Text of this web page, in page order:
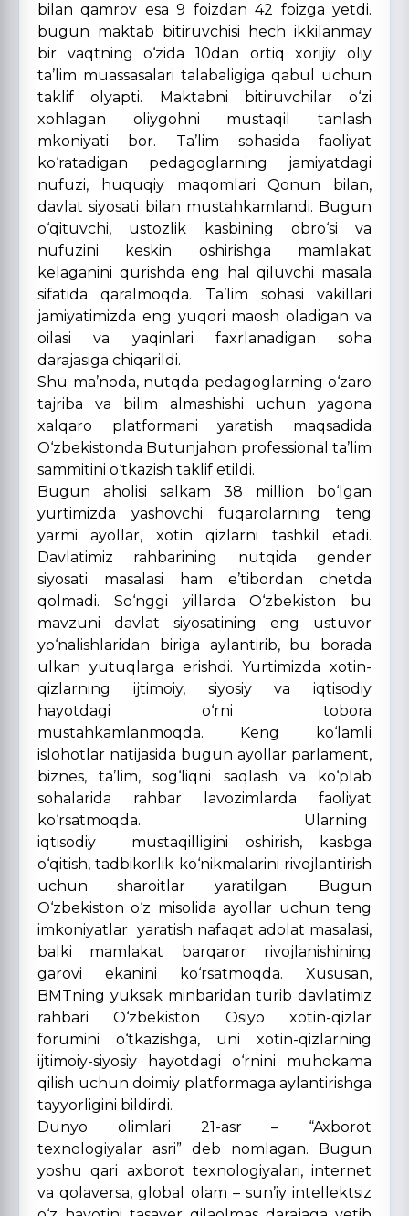
bilan qamrov esa 9 foizdan 42 foizga yetdi.
bugun maktab bitiruvchisi hech ikkilanmay
bir vaqtning o‘zida 10dan ortiq xorijiy oliy
ta’lim muassasalari talabaligiga qabul uchun
taklif olyapti. Maktabni bitiruvchilar o‘zi
xohlagan oliygohni mustaqil tanlash
mkoniyati bor. Ta’lim sohasida faoliyat
ko‘ratadigan pedagoglarning jamiyatdagi
nufuzi, huquqiy maqomlari Qonun bilan,
davlat siyosati bilan mustahkamlandi. Bugun
o‘qituvchi, ustozlik kasbining obro‘si va
nufuzini keskin oshirishga mamlakat
kelaganini qurishda eng hal qiluvchi masala
sifatida qaralmoqda. Ta’lim sohasi vakillari
jamiyatimizda eng yuqori maosh oladigan va
oilasi va yaqinlari faxrlanadigan soha
darajasiga chiqarildi.
Shu ma’noda, nutqda pedagoglarning o‘zaro
tajriba va bilim almashishi uchun yagona
xalqaro platformani yaratish maqsadida
O‘zbekistonda Butunjahon professional ta’lim
sammitini o‘tkazish taklif etildi.
Bugun aholisi salkam 38 million bo‘lgan
yurtimizda yashovchi fuqarolarning teng
yarmi ayollar, xotin qizlarni tashkil etadi.
Davlatimiz rahbarining nutqida gender
siyosati masalasi ham e’tibordan chetda
qolmadi. So‘nggi yillarda O‘zbekiston bu
mavzuni davlat siyosatining eng ustuvor
yo‘nalishlaridan biriga aylantirib, bu borada
ulkan yutuqlarga erishdi. Yurtimizda xotin-
qizlarning ijtimoiy, siyosiy va iqtisodiy
hayotdagi o‘rni tobora
mustahkamlanmoqda. Keng ko‘lamli
islohotlar natijasida bugun ayollar parlament,
biznes, ta’lim,sog‘liqni saqlash va ko‘plab
sohalarida rahbar lavozimlarda faoliyat
ko‘rsatmoqda. Ularning
iqtisodiy mustaqilligini oshirish, kasbga
o‘qitish, tadbikorlik ko‘nikmalarini rivojlantirish
uchun sharoitlar yaratilgan. Bugun
O‘zbekiston o‘z misolida ayollar uchun teng
imkoniyatlar yaratish nafaqat adolat masalasi,
balki mamlakat barqaror rivojlanishining
garovi ekanini ko‘rsatmoqda. Xususan,
BMTning yuksak minbaridan turib davlatimiz
rahbari O‘zbekiston Osiyo xotin-qizlar
forumini o‘tkazishga, uni xotin-qizlarning
ijtimoiy-siyosiy hayotdagi o‘rnini muhokama
qilish uchun doimiy platformaga aylantirishga
tayyorligini bildirdi.
Dunyo olimlari 21-asr – “Axborot
texnologiyalar asri” deb nomlagan. Bugun
yoshu qari axborot texnologiyalari, internet
va qolaversa, global olam – sun’iy intellektsiz